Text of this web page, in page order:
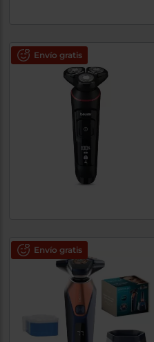
Envío gratis
Envío gratis